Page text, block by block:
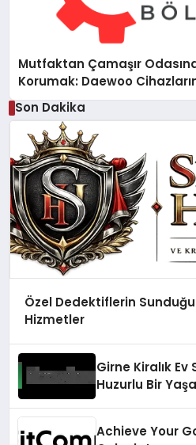
Mutfaktan Çamaşır
Korumak: Daewoo
Destek Deneyimi
Son Dakika
Özel Dedektiflerin
Hizmetler
Girne Kiralık
Huzurlu Bir
Achieve Your